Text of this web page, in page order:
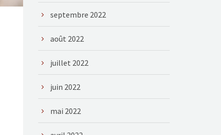
septembre 2022
août 2022
juillet 2022
juin 2022
mai 2022